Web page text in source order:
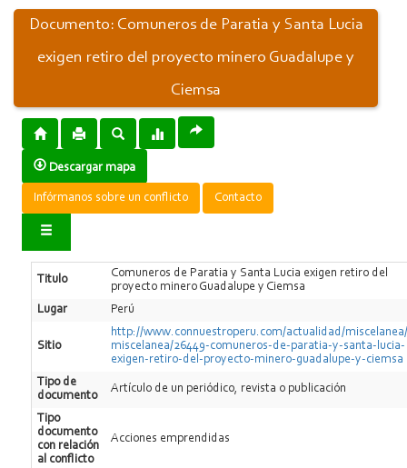
Documento: Comuneros de Paratia y Santa Lucia
exigen retiro del proyecto minero Guadalupe y
Ciemsa
Descargar mapa
Infórmanos sobre un conflicto Contacto
Titulo
Comuneros de Paratia y Santa Lucia exigen retiro del
proyecto minero Guadalupe y Ciemsa
Lugar
Perú
Sitio
http://www.connuestroperu.com/actualidad/
miscelanea/26449-comuneros-de-paratia-y-santa-lucia-
exigen-retiro-del-proyecto-minero-guadalupe-y-ciemsa
Tipo de
documento
Artí­culo de un periódico, revista o publicación
Tipo
documento
con relación
al conflicto
Acciones emprendidas